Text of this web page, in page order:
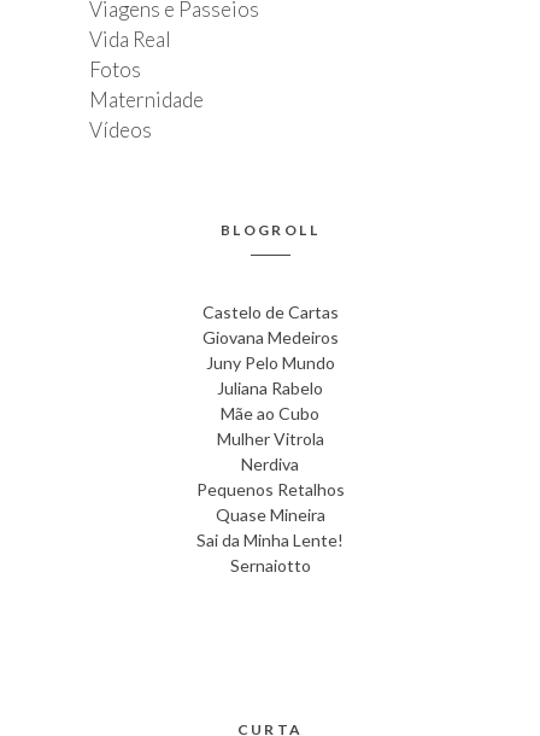
Viagens e Passeios
Vida Real
Fotos
Maternidade
Vídeos
BLOGROLL
Castelo de Cartas
Giovana Medeiros
Juny Pelo Mundo
Juliana Rabelo
Mãe ao Cubo
Mulher Vitrola
Nerdiva
Pequenos Retalhos
Quase Mineira
Sai da Minha Lente!
Sernaiotto
CURTA